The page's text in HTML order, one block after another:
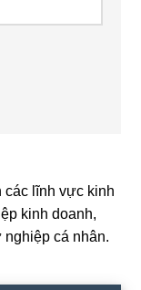
các lĩnh vực kinh
kinh doanh,
nghiệp cá nhân.